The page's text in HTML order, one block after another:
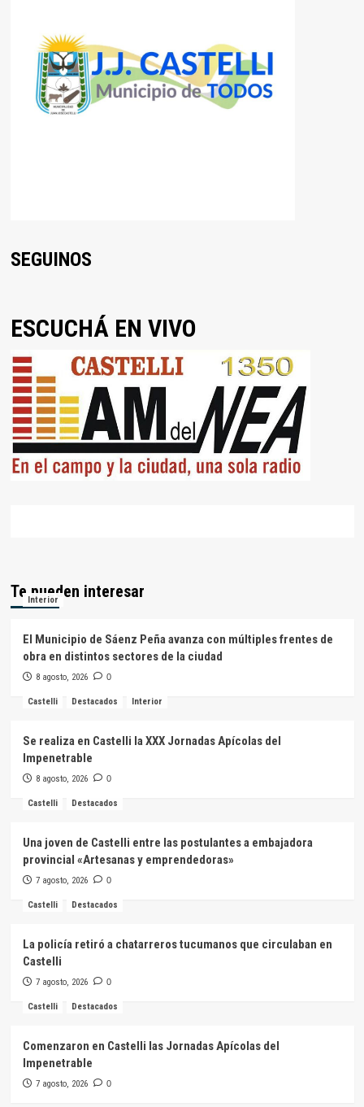
SEGUINOS
ESCUCHÁ EN VIVO
Te pueden interesar
Interior
El Municipio de Sáenz Peña avanza con múltiples frentes de
obra en distintos sectores de la ciudad
8 agosto, 2026 0
Castelli Destacados Interior
Se realiza en Castelli la XXX Jornadas Apícolas del
Impenetrable
8 agosto, 2026 0
Castelli Destacados
Una joven de Castelli entre las postulantes a embajadora
provincial «Artesanas y emprendedoras»
7 agosto, 2026 0
Castelli Destacados
La policía retiró a chatarreros tucumanos que circulaban en
Castelli
7 agosto, 2026 0
Castelli Destacados
Comenzaron en Castelli las Jornadas Apícolas del
Impenetrable
7 agosto, 2026 0